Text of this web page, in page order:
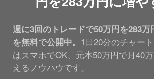
週に3回のトレードで50万円を283万
を無料で公開中。 1日20分のチャー
はスマホでOK、元本50万円で月40
えるノウハウです。